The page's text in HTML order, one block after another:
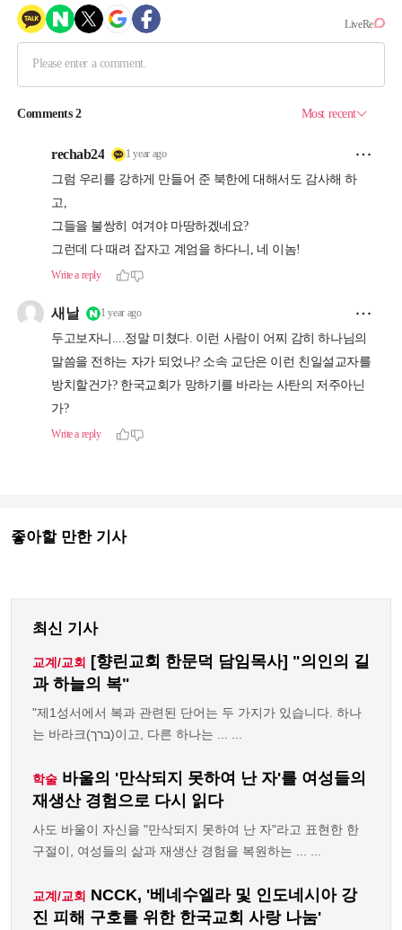
좋아할 만한 기사
최신 기사
교계/교회 [향린교회 한문덕 담임목사] "의인의 길
과 하늘의 복"
"제1성서에서 복과 관련된 단어는 두 가지가 있습니다. 하나
는 바라크(ברך)이고, 다른 하나는 ... ...
학술 바울의 '만삭되지 못하여 난 자'를 여성들의
재생산 경험으로 다시 읽다
사도 바울이 자신을 "만삭되지 못하여 난 자"라고 표현한 한
구절이, 여성들의 삶과 재생산 경험을 복원하는 ... ...
교계/교회 NCCK, '베네수엘라 및 인도네시아 강
진 피해 구호를 위한 한국교회 사랑 나눔'